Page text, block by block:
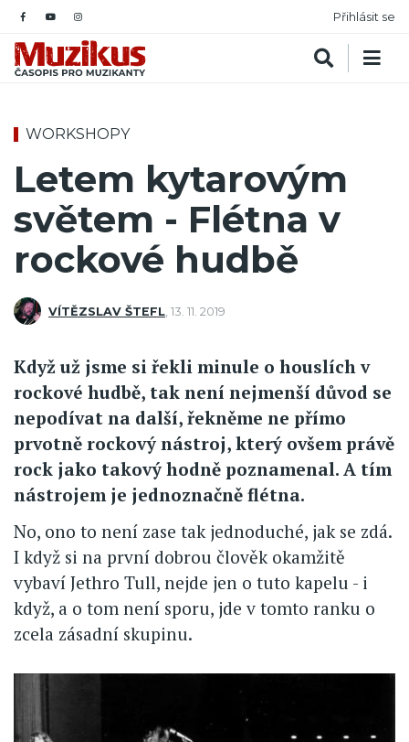
Přihlásit se
WORKSHOPY
Letem kytarovým
světem - Flétna v
rockové hudbě
VÍTĚZSLAV ŠTEFL 13. 11. 2019
Když už jsme si řekli minule o houslích v
rockové hudbě, tak není nejmenší důvod se
nepodívat na další, řekněme ne přímo
prvotně rockový nástroj, který ovšem právě
rock jako takový hodně poznamenal. A tím
nástrojem je jednoznačně flétna.
No, ono to není zase tak jednoduché, jak se zdá.
I když si na první dobrou člověk okamžitě
vybaví Jethro Tull, nejde jen o tuto kapelu - i
když, a o tom není sporu, jde v tomto ranku o
zcela zásadní skupinu.